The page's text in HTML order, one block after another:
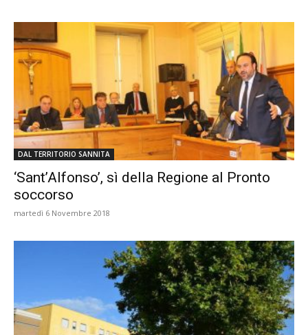
DAL TERRITORIO SANNITA
‘Sant’Alfonso’, sì della Regione al Pronto
soccorso
martedì 6 Novembre 2018